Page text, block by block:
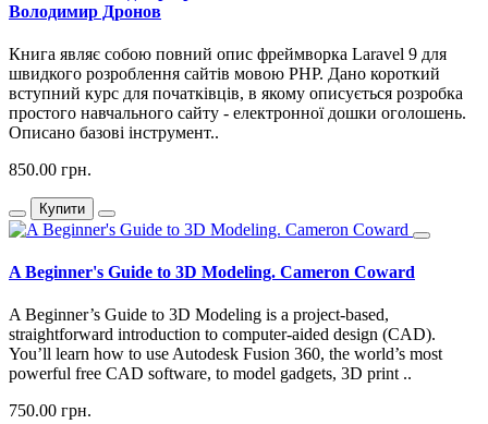
Володимир Дронов
Книга являє собою повний опис фреймворка Laravel 9 для
швидкого розроблення сайтів мовою PHP. Дано короткий
вступний курс для початківців, в якому описується розробка
простого навчального сайту - електронної дошки оголошень.
Описано базові інструмент..
850.00 грн.
Купити
A Beginner's Guide to 3D Modeling. Cameron Coward
A Beginner’s Guide to 3D Modeling is a project-based,
straightforward introduction to computer-aided design (CAD).
You’ll learn how to use Autodesk Fusion 360, the world’s most
powerful free CAD software, to model gadgets, 3D print ..
750.00 грн.